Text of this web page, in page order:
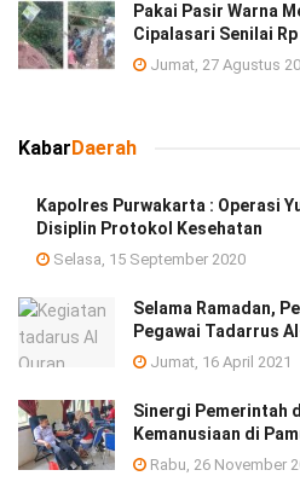
Pakai Pasir Warna
Cipalasari Senilai
Jumat, 27 Agustus
Kabar Daerah
Kapolres Purwakarta : Operasi
Disiplin Protokol Kesehatan
Selasa, 15 September 2020
Selama Ramadan,
Pegawai Tadarrus
Jumat, 16 April 2021
Sinergi Pemerintah
Kemanusiaan di
Rabu, 26 November